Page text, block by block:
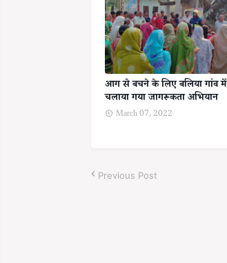
आग से बचने के लिए बलिया गांव में
चलाया गया जागरूकता अभियान
March 07, 2022
Previous Post